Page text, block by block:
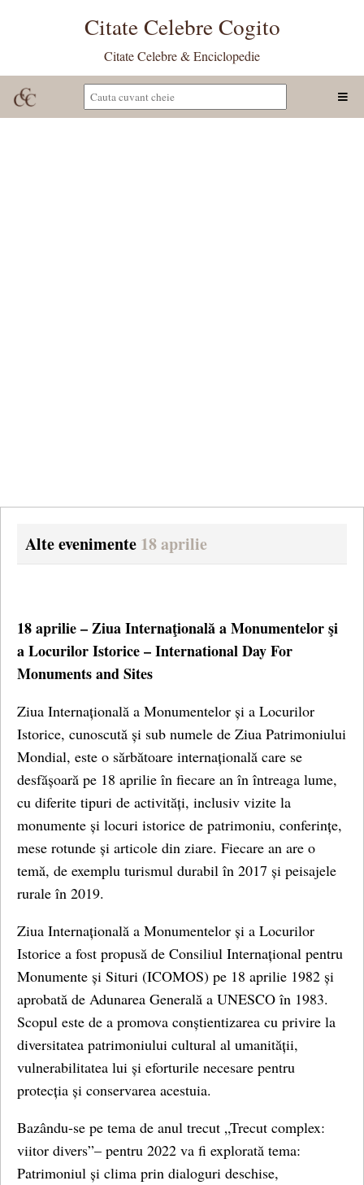
Citate Celebre Cogito
Citate Celebre & Enciclopedie
Alte evenimente 18 aprilie
18 aprilie – Ziua Internaţională a Monumentelor şi
a Locurilor Istorice – International Day For
Monuments and Sites
Ziua Internațională a Monumentelor și a Locurilor
Istorice, cunoscută și sub numele de Ziua Patrimoniului
Mondial, este o sărbătoare internațională care se
desfășoară pe 18 aprilie în fiecare an în întreaga lume,
cu diferite tipuri de activități, inclusiv vizite la
monumente și locuri istorice de patrimoniu, conferințe,
mese rotunde și articole din ziare. Fiecare an are o
temă, de exemplu turismul durabil în 2017 și peisajele
rurale în 2019.
Ziua Internațională a Monumentelor și a Locurilor
Istorice a fost propusă de Consiliul Internațional pentru
Monumente și Situri (ICOMOS) pe 18 aprilie 1982 și
aprobată de Adunarea Generală a UNESCO în 1983.
Scopul este de a promova conștientizarea cu privire la
diversitatea patrimoniului cultural al umanității,
vulnerabilitatea lui și eforturile necesare pentru
protecția și conservarea acestuia.
Bazându-se pe tema de anul trecut „Trecut complex:
viitor divers”– pentru 2022 va fi explorată tema:
Patrimoniul și clima prin dialoguri deschise,